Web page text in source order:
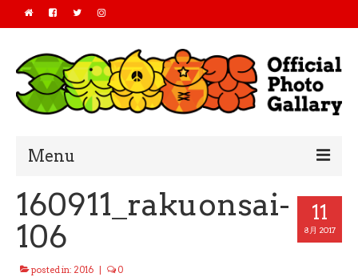
Menu
Home
2019
2018
11
8月 2017
160911_rakuonsai-
106
posted in: 2016 0